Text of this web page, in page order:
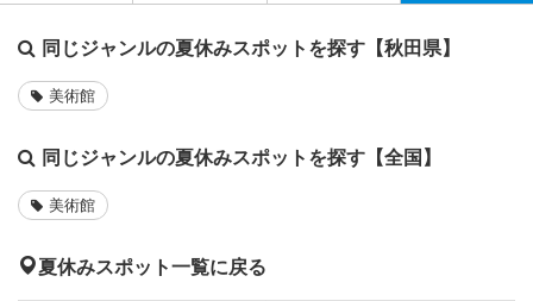
同じジャンルの夏休みスポットを探す【秋田県】
美術館
同じジャンルの夏休みスポットを探す【全国】
美術館
夏休みスポット一覧に戻る